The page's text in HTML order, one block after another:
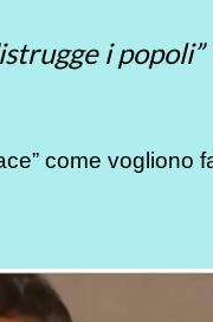
i popoli”
come vogliono